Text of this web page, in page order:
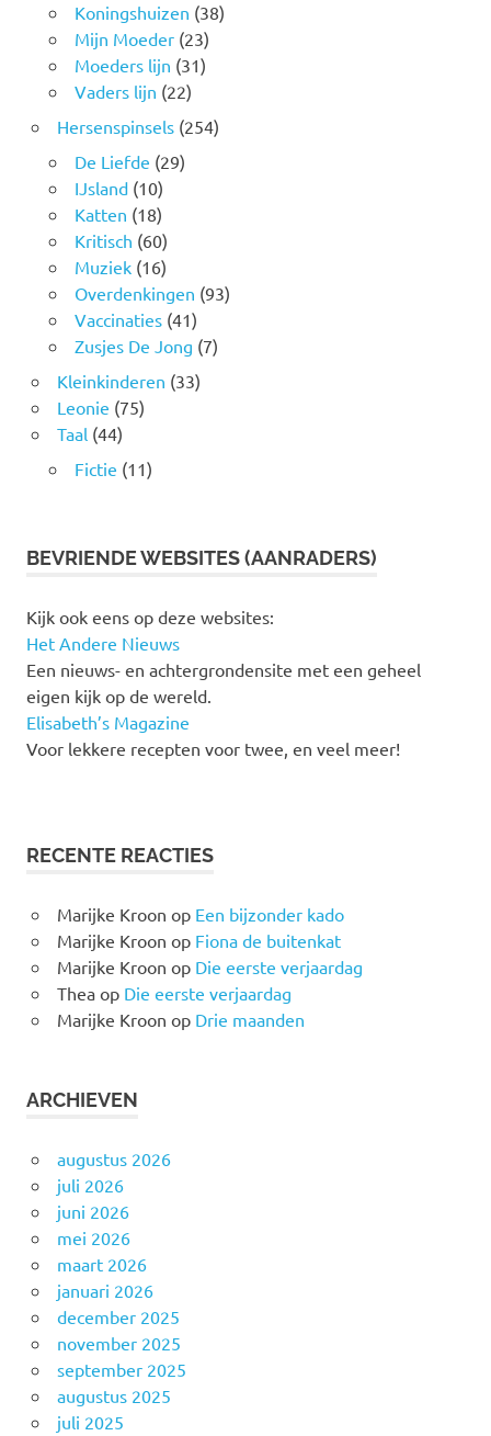
Koningshuizen (38)
Mijn Moeder(23)
Moeders lijn (31)
Vaders lijn (22)
Hersenspinsels(254)
De Liefde (29)
IJsland(10)
Katten (18)
Kritisch (60)
Muziek(16)
Overdenkingen (93)
Vaccinaties(41)
Zusjes De Jong (7)
Kleinkinderen (33)
Leonie (75)
Taal(44)
Fictie (11)
BEVRIENDE WEBSITES (AANRADERS)
Kijk ook eens op deze websites:
Het Andere Nieuws
Een nieuws- en achtergrondensite met een geheel
eigen kijk op de wereld.
Elisabeth’s Magazine
Voor lekkere recepten voor twee, en veel meer!
RECENTE REACTIES
Marijke Kroon op Een bijzonder kado
Marijke Kroon op Fiona de buitenkat
Marijke Kroon op Die eerste verjaardag
Theaop Die eerste verjaardag
Marijke Kroon op Drie maanden
ARCHIEVEN
augustus 2026
juli 2026
juni 2026
mei 2026
maart 2026
januari 2026
december 2025
november 2025
september 2025
augustus 2025
juli 2025